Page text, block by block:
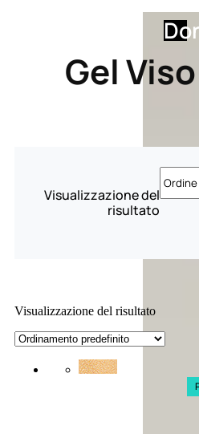
Gel
Visualizzazione del
risultato
Visualizzazione del risultato